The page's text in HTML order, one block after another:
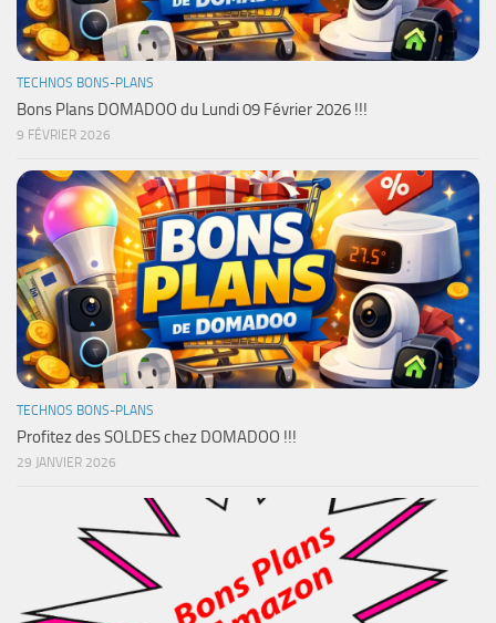
TECHNOS BONS-PLANS
Bons Plans DOMADOO du Lundi 09 Février 2026 !!!
9 FÉVRIER 2026
TECHNOS BONS-PLANS
Profitez des SOLDES chez DOMADOO !!!
29 JANVIER 2026